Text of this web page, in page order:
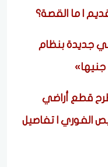
| ما القصة؟
جديدة بنظام
تطرح قطع أراضي
الفوري | تفاصيل